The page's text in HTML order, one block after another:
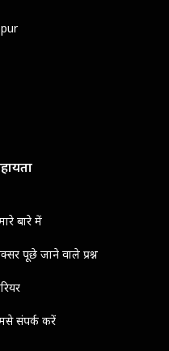
बारे में
पूछे जाने वाले प्रश्न
संपर्क करें